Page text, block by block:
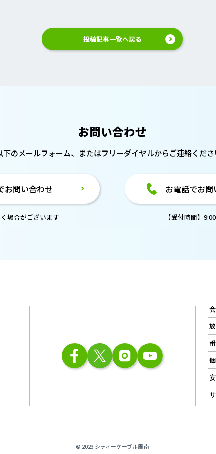
投稿記事一覧へ戻る
お問い合わせ
下のメールフォーム、またはフリーダイヤルからご連絡くださ
お問い合わせ
場合がございます
お電話でお
【受付時間】
© 2023 シティーケーブル周南